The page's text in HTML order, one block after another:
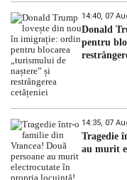
14:40, 07
Donald
pentru
14:35, 07
Tragedie
au murit